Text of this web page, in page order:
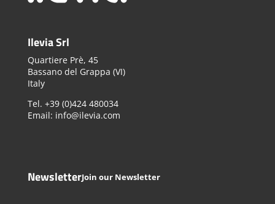
Ilevia Srl
Quartiere Prè, 45
Bassano del Grappa (VI)
Italy
Tel. +39 (0)424 480034
Email: info@ilevia.com
NewsletterJoin our Newsletter